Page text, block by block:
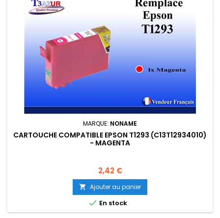
MARQUE: NONAME
CARTOUCHE COMPATIBLE EPSON T1293 (C13T12934010)
- MAGENTA
Prix
2,42 €
 Ajouter au panier
 En stock